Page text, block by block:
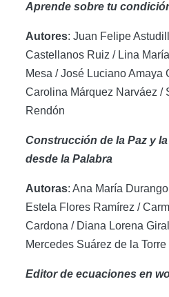
Aprende sobre tu
Autores: Juan Felipe
Castellanos Ruiz / Lina
Mesa / José Luciano Amaya
Carolina Márquez Narváez /
Rendón
Construcción de la Paz y
desde la Palabra
Autoras: Ana María
Estela Flores Ramírez /
Cardona / Diana Lorena
Mercedes Suárez de la Torre
Editor de ecuaciones en